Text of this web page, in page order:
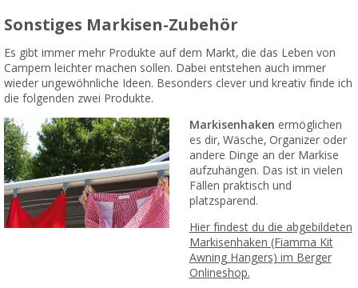
Sonstiges Markisen-Zubehör
Es gibt immer mehr Produkte auf dem Markt, die das Leben von
Campern leichter machen sollen. Dabei entstehen auch immer
wieder ungewöhnliche Ideen. Besonders clever und kreativ finde ich
die folgenden zwei Produkte.
Markisenhaken ermöglichen
es dir, Wäsche, Organizer oder
andere Dinge an der Markise
aufzuhängen. Das ist in vielen
Fällen praktisch und
platzsparend.
Hier findest du die abgebildeten
Markisenhaken (Fiamma Kit
Awning Hangers) im Berger
Onlineshop.